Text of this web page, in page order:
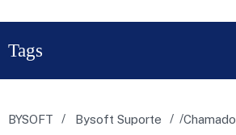
Tags
BYSOFT Bysoft Suporte
Chamado